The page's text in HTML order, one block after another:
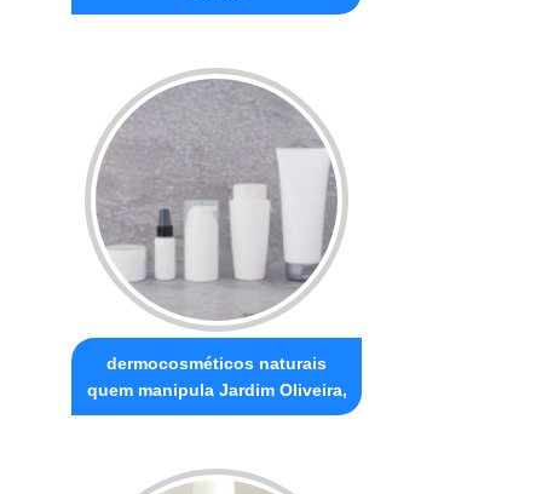
dermocosméticos naturais
quem manipula Jardim Oliveira,